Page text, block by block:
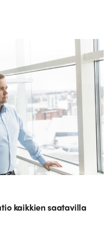
kaikkien saatavilla